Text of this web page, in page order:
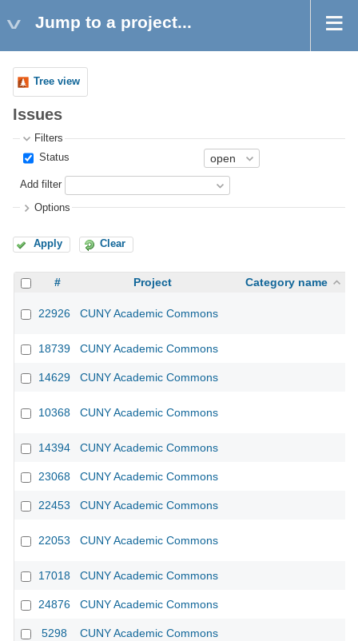
Jump to a project...
Tree view
Issues
Filters
Status
Add filter
Options
Apply Clear
# Project Category name
22926 CUNY Academic Commons
18739 CUNY Academic Commons
14629 CUNY Academic Commons
10368 CUNY Academic Commons
14394 CUNY Academic Commons
23068 CUNY Academic Commons
22453 CUNY Academic Commons
22053 CUNY Academic Commons
17018 CUNY Academic Commons
24876 CUNY Academic Commons
5298 CUNY Academic Commons